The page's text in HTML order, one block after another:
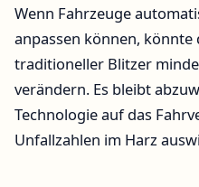
Wenn Fahrzeuge
anpassen können,
traditioneller Blitzer
verändern. Es bleibt
Technologie auf das
Unfallzahlen im Harz